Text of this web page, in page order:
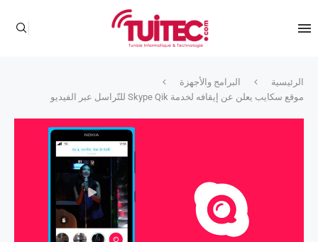
الرئيسية
البرامج والأجهزة
موقع سكايب يعلن عن إيقافه لخدمة Skype Qik للتّراسل عبر الفيديو